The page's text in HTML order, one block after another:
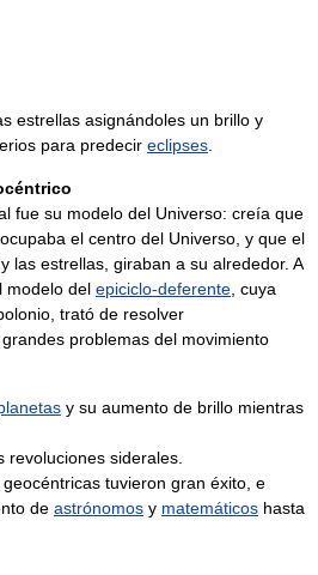
estrellas asignándoles un brillo y
para predecir eclipses
fue su modelo del Universo: creía que
el centro del Universo, y que el
las estrellas, giraban a su alrededor. A
modelo del epiciclo-deferente , cuya
trató de resolver
problemas del movimiento
y su aumento de brillo mientras
revoluciones siderales.
tuvieron gran éxito, e
de astrónomos y matemáticos hasta